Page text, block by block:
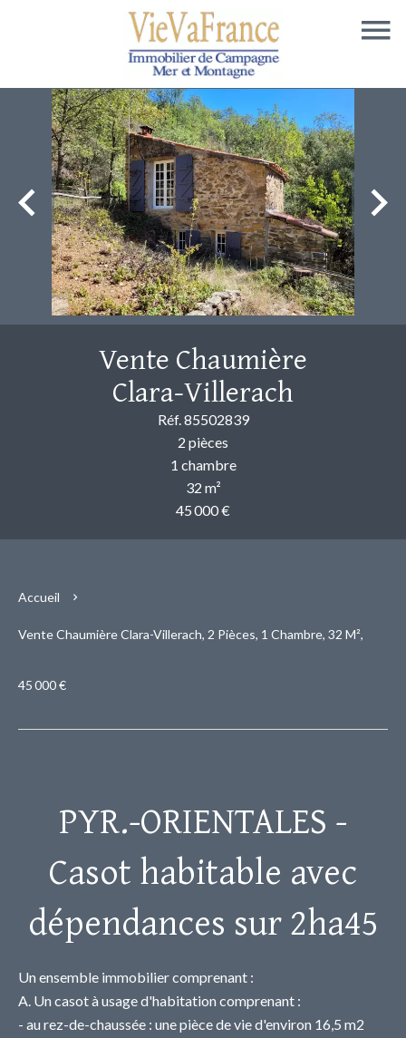
Vente Chaumière
Clara-Villerach
Réf. 85502839
2 pièces
1 chambre
32 m²
45 000 €
Accueil
Vente Chaumière Clara-Villerach, 2 Pièces, 1 Chambre, 32 M²,
45 000 €
PYR.-ORIENTALES -
Casot habitable avec
dépendances sur 2ha45
Un ensemble immobilier comprenant :
A. Un casot à usage d'habitation comprenant :
- au rez-de-chaussée : une pièce de vie d'environ 16,5 m2